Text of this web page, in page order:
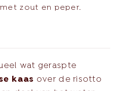
zout en peper.
wat geraspte
kaas over de risotto